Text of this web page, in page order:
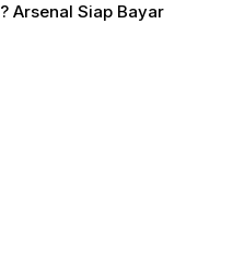
Arsenal Siap Bayar